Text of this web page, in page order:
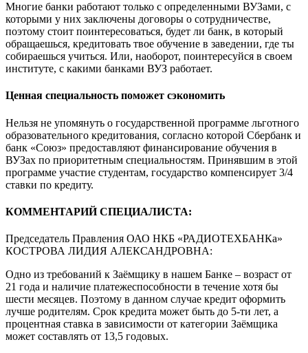
Многие банки работают только с определенными ВУЗами, с
которыми у них заключены договоры о сотрудничестве,
поэтому стоит поинтересоваться, будет ли банк, в который
обращаешься, кредитовать твое обучение в заведении, где ты
собираешься учиться. Или, наоборот, поинтересуйся в своем
институте, с какими банками ВУЗ работает.
Ценная специальность поможет сэкономить
Нельзя не упомянуть о государственной программе льготного
образовательного кредитования, согласно которой Сбербанк и
банк «Союз» предоставляют финансирование обучения в
ВУЗах по приоритетным специальностям. Принявшим в этой
программе участие студентам, государство компенсирует 3/4
ставки по кредиту.
КОММЕНТАРИЙ СПЕЦИАЛИСТА:
Председатель Правления ОАО НКБ «РАДИОТЕХБАНКа»
КОСТРОВА ЛИДИЯ АЛЕКСАНДРОВНА:
Одно из требований к Заёмщику в нашем Банке – возраст от
21 года и наличие платежеспособности в течение хотя бы
шести месяцев. Поэтому в данном случае кредит оформить
лучше родителям. Срок кредита может быть до 5-ти лет, а
процентная ставка в зависимости от категории Заёмщика
может составлять от 13,5 годовых.